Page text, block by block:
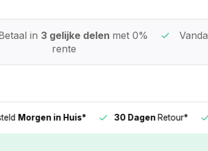
in 3 gelijke delen met 0%
rente
in Huis* 30 DagenRetour*